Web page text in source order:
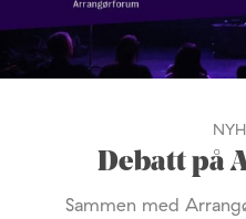
Debatt på
Sammen med